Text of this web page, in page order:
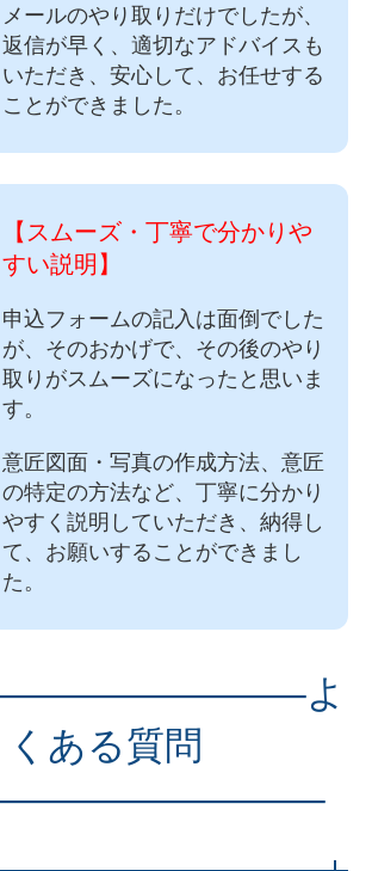
メールのやり取りだけでしたが、
返信が早く、適切なアドバイスも
いただき、安心して、お任せする
ことができました。
【スムーズ・丁寧で分かりや
すい説明】
申込フォームの記入は面倒でした
が、そのおかげで、その後のやり
取りがスムーズになったと思いま
す。
意匠図面・写真の作成方法、意匠
の特定の方法など、丁寧に分かり
やすく説明していただき、納得し
て、お願いすることができまし
た。
よ
くある質問